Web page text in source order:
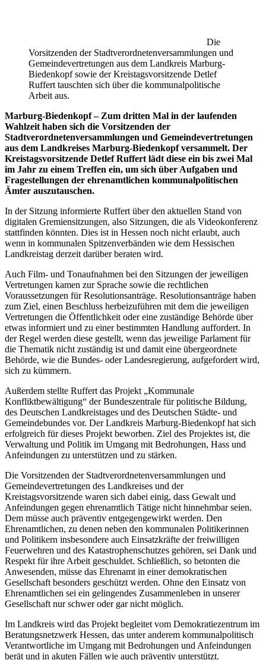
Die
Vorsitzenden der Stadtverordnetenversammlungen und
Gemeindevertretungen aus dem Landkreis Marburg-
Biedenkopf sowie der Kreistagsvorsitzende Detlef
Ruffert tauschten sich über die kommunalpolitische
Arbeit aus.
Marburg-Biedenkopf – Zum dritten Mal in der laufenden
Wahlzeit haben sich die Vorsitzenden der
Stadtverordnetenversammlungen und Gemeindevertretungen
aus dem Landkreises Marburg-Biedenkopf versammelt. Der
Kreistagsvorsitzende Detlef Ruffert lädt diese ein bis zwei Mal
im Jahr zu einem Treffen ein, um sich über Aufgaben und
Fragestellungen der ehrenamtlichen kommunalpolitischen
Ämter auszutauschen.
In der Sitzung informierte Ruffert über den aktuellen Stand von
digitalen Gremiensitzungen, also Sitzungen, die als Videokonferenz
stattfinden könnten. Dies ist in Hessen noch nicht erlaubt, auch
wenn in kommunalen Spitzenverbänden wie dem Hessischen
Landkreistag derzeit darüber beraten wird.
Auch Film- und Tonaufnahmen bei den Sitzungen der jeweiligen
Vertretungen kamen zur Sprache sowie die rechtlichen
Voraussetzungen für Resolutionsanträge. Resolutionsanträge haben
zum Ziel, einen Beschluss herbeizuführen mit dem die jeweiligen
Vertretungen die Öffentlichkeit oder eine zuständige Behörde über
etwas informiert und zu einer bestimmten Handlung auffordert. In
der Regel werden diese gestellt, wenn das jeweilige Parlament für
die Thematik nicht zuständig ist und damit eine übergeordnete
Behörde, wie die Bundes- oder Landesregierung, aufgefordert wird,
sich zu kümmern.
Außerdem stellte Ruffert das Projekt „Kommunale
Konfliktbewältigung“ der Bundeszentrale für politische Bildung,
des Deutschen Landkreistages und des Deutschen Städte- und
Gemeindebundes vor. Der Landkreis Marburg-Biedenkopf hat sich
erfolgreich für dieses Projekt beworben. Ziel des Projektes ist, die
Verwaltung und Politik im Umgang mit Bedrohungen, Hass und
Anfeindungen zu unterstützen und zu stärken.
Die Vorsitzenden der Stadtverordnetenversammlungen und
Gemeindevertretungen des Landkreises und der
Kreistagsvorsitzende waren sich dabei einig, dass Gewalt und
Anfeindungen gegen ehrenamtlich Tätige nicht hinnehmbar seien.
Dem müsse auch präventiv entgegengewirkt werden. Den
Ehrenamtlichen, zu denen neben den kommunalen Politikerinnen
und Politikern insbesondere auch Einsatzkräfte der freiwilligen
Feuerwehren und des Katastrophenschutzes gehören, sei Dank und
Respekt für ihre Arbeit geschuldet. Schließlich, so betonten die
Anwesenden, müsse das Ehrenamt in einer demokratischen
Gesellschaft besonders geschützt werden. Ohne den Einsatz von
Ehrenamtlichen sei ein gelingendes Zusammenleben in unserer
Gesellschaft nur schwer oder gar nicht möglich.
Im Landkreis wird das Projekt begleitet vom Demokratiezentrum im
Beratungsnetzwerk Hessen, das unter anderem kommunalpolitisch
Verantwortliche im Umgang mit Bedrohungen und Anfeindungen
berät und in akuten Fällen wie auch präventiv unterstützt.